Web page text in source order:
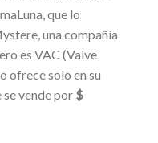
que lo
una compañía
es VAC (Valve
ofrece solo en su
vende por $